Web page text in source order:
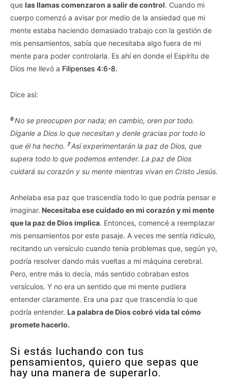
que las llamas comenzaron a salir de control. Cuando mi
cuerpo comenzó a avisar por medio de la ansiedad que mi
mente estaba haciendo demasiado trabajo con la gestión de
mis pensamientos, sabía que necesitaba algo fuera de mi
mente para poder controlarla. Es ahí en donde el Espíritu de
Dios me llevó a Filipenses 4:6-8.
Dice así:
6No se preocupen por nada; en cambio, oren por todo.
Díganle a Dios lo que necesitan y denle gracias por todo lo
que él ha hecho. 7Así experimentarán la paz de Dios, que
supera todo lo que podemos entender. La paz de Dios
cuidará su corazón y su mente mientras vivan en Cristo Jesús.
Anhelaba esa paz que trascendía todo lo que podría pensar e
imaginar. Necesitaba ese cuidado en mi corazón y mi mente
que la paz de Dios implica. Entonces, comencé a reemplazar
mis pensamientos por este pasaje. A veces me sentía ridículo,
recitando un versículo cuando tenía problemas que, según yo,
podría resolver dando más vueltas a mi máquina cerebral.
Pero, entre más lo decía, más sentido cobraban estos
versículos. Y no era un sentido que mi mente pudiera
entender claramente. Era una paz que trascendía lo que
podría entender. La palabra de Dios cobró vida tal cómo
promete hacerlo.
Si estás luchando con tus
pensamientos, quiero que sepas que
hay una manera de superarlo.